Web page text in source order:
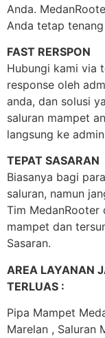
Anda.
Anda tetap
FAST RERSPON
Hubungi kami via
response oleh
anda, dan solusi
saluran mampet
langsung ke
TEPAT SASARAN
Biasanya bagi
saluran, namun
Tim MedanRooter
mampet dan
Sasaran.
AREA LAYANAN
TERLUAS :
Pipa Mampet
Marelan , Saluran